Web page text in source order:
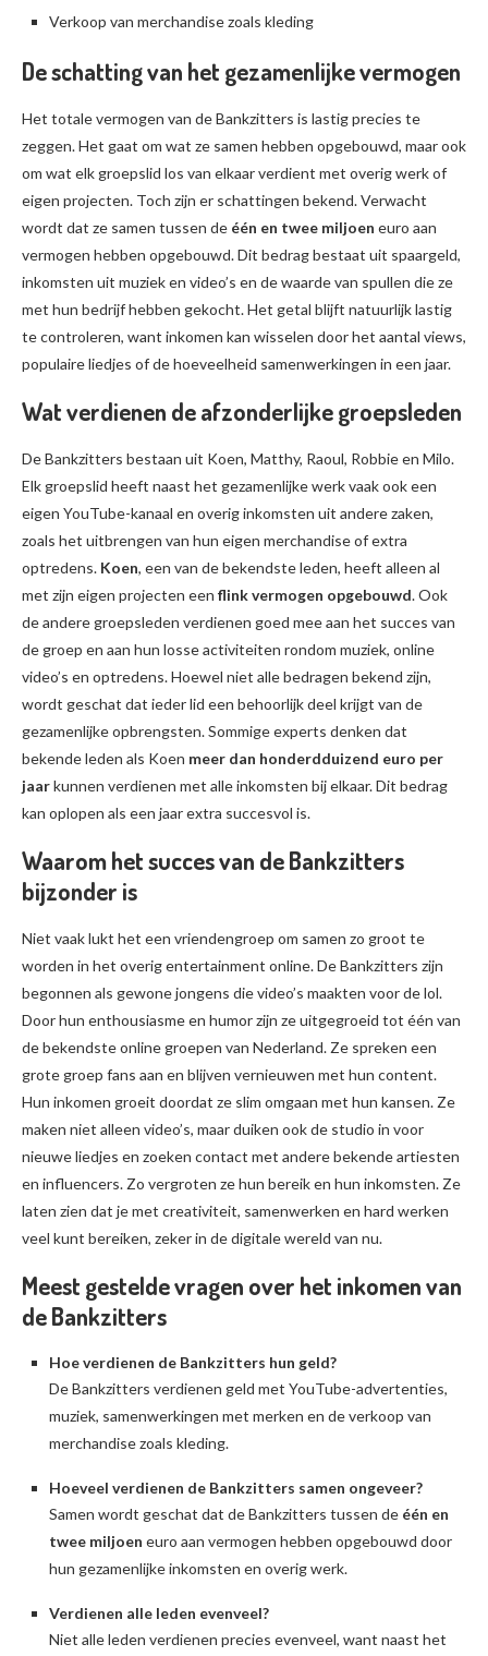
Verkoop van merchandise zoals kleding
De schatting van het gezamenlijke vermogen
Het totale vermogen van de Bankzitters is lastig precies te
zeggen. Het gaat om wat ze samen hebben opgebouwd, maar ook
om wat elk groepslid los van elkaar verdient met overig werk of
eigen projecten. Toch zijn er schattingen bekend. Verwacht
wordt dat ze samen tussen de één en twee miljoen euro aan
vermogen hebben opgebouwd. Dit bedrag bestaat uit spaargeld,
inkomsten uit muziek en video’s en de waarde van spullen die ze
met hun bedrijf hebben gekocht. Het getal blijft natuurlijk lastig
te controleren, want inkomen kan wisselen door het aantal views,
populaire liedjes of de hoeveelheid samenwerkingen in een jaar.
Wat verdienen de afzonderlijke groepsleden
De Bankzitters bestaan uit Koen, Matthy, Raoul, Robbie en Milo.
Elk groepslid heeft naast het gezamenlijke werk vaak ook een
eigen YouTube-kanaal en overig inkomsten uit andere zaken,
zoals het uitbrengen van hun eigen merchandise of extra
optredens. Koen, een van de bekendste leden, heeft alleen al
met zijn eigen projecten een flink vermogen opgebouwd. Ook
de andere groepsleden verdienen goed mee aan het succes van
de groep en aan hun losse activiteiten rondom muziek, online
video’s en optredens. Hoewel niet alle bedragen bekend zijn,
wordt geschat dat ieder lid een behoorlijk deel krijgt van de
gezamenlijke opbrengsten. Sommige experts denken dat
bekende leden als Koen meer dan honderdduizend euro per
jaarkunnen verdienen met alle inkomsten bij elkaar. Dit bedrag
kan oplopen als een jaar extra succesvol is.
Waarom het succes van de Bankzitters
bijzonder is
Niet vaak lukt het een vriendengroep om samen zo groot te
worden in het overig entertainment online. De Bankzitters zijn
begonnen als gewone jongens die video’s maakten voor de lol.
Door hun enthousiasme en humor zijn ze uitgegroeid tot één van
de bekendste online groepen van Nederland. Ze spreken een
grote groep fans aan en blijven vernieuwen met hun content.
Hun inkomen groeit doordat ze slim omgaan met hun kansen. Ze
maken niet alleen video’s, maar duiken ook de studio in voor
nieuwe liedjes en zoeken contact met andere bekende artiesten
en influencers. Zo vergroten ze hun bereik en hun inkomsten. Ze
laten zien dat je met creativiteit, samenwerken en hard werken
veel kunt bereiken, zeker in de digitale wereld van nu.
Meest gestelde vragen over het inkomen van
de Bankzitters
Hoe verdienen de Bankzitters hun geld?
De Bankzitters verdienen geld met YouTube-advertenties,
muziek, samenwerkingen met merken en de verkoop van
merchandise zoals kleding.
Hoeveel verdienen de Bankzitters samen ongeveer?
Samen wordt geschat dat de Bankzitters tussen de één en
twee miljoen euro aan vermogen hebben opgebouwd door
hun gezamenlijke inkomsten en overig werk.
Verdienen alle leden evenveel?
Niet alle leden verdienen precies evenveel, want naast het